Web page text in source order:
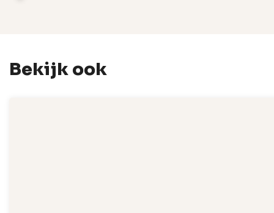
Bekijk ook